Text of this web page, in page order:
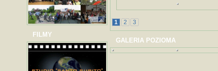
FILMY
1 2 3
GALERIA POZIOMA